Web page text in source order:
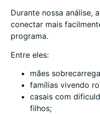
Durante nossa análise,
conectar mais
programa.
Entre eles:
mães
famílias vivendo
casais com
filhos;